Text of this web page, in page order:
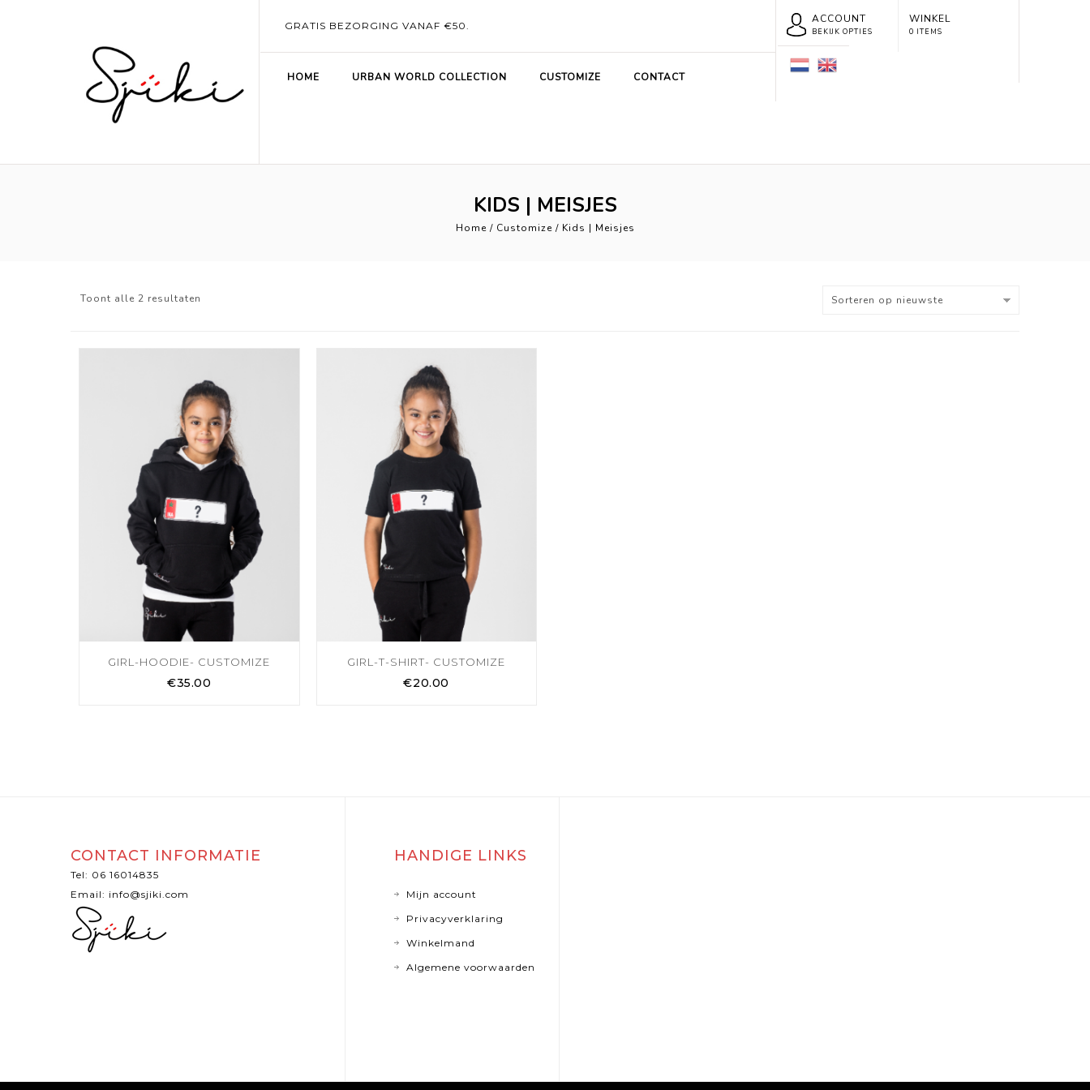
GRATIS BEZORGING VANAF €50.
HOME URBAN WORLD COLLECTION CUSTOMIZE CONTACT
ACCOUNT
BEKIJK OPTIES
WINKEL
0 ITEMS
KIDS | MEISJES
Home/ Customize/ Kids | Meisjes
Toont alle 2 resultaten Sorteren op nieuwste
GIRL-HOODIE- CUSTOMIZE
€35.00
GIRL-T-SHIRT- CUSTOMIZE
€20.00
CONTACT INFORMATIE
Tel: 06 16014835
Email: info@sjiki.com
HANDIGE LINKS
Mijn account
Privacyverklaring
Winkelmand
Algemene voorwaarden